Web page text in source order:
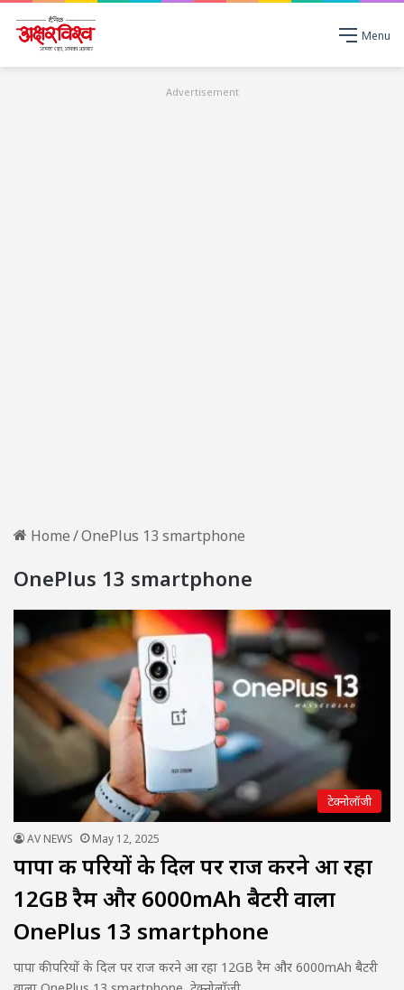
Menu
Advertisement
Home/OnePlus 13 smartphone
OnePlus 13 smartphone
टेक्नोलॉजी
AV NEWS May 12, 2025
पापा की परियों के दिल पर राज करने आ रहा
12GB रैम और 6000mAh बैटरी वाला
OnePlus 13 smartphone
पापा की परियों के दिल पर राज करने आ रहा 12GB रैम और 6000mAh बैटरी